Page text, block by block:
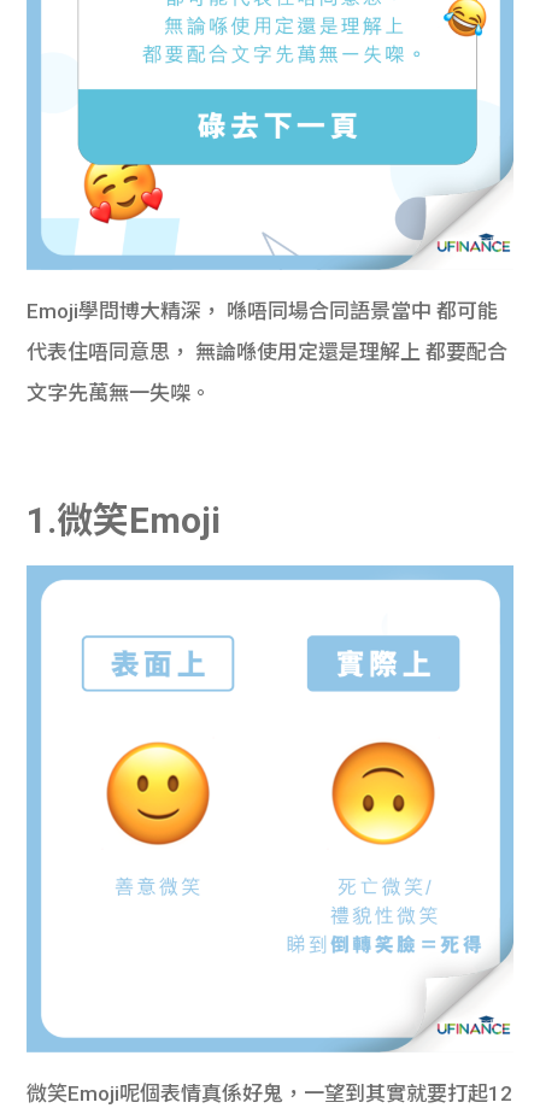
Emoji學問博大精深， 喺唔同場合同語景當中 都可能
代表住唔同意思， 無論喺使用定還是理解上 都要配合
文字先萬無一失㗎。
1.微笑Emoji
微笑Emoji呢個表情真係好鬼，一望到其實就要打起12